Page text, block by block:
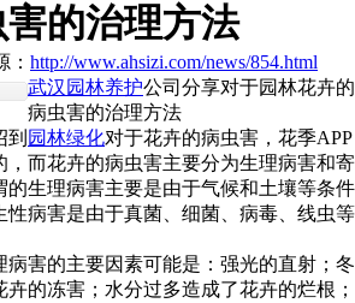
的治理方法
： http://www.ahsizi.com/news/854.html
武汉园林养护公司分享对于园林花卉的
病虫害的治理方法
到 园林绿化对于花卉的病虫害，花季APP
，而花卉的病虫害主要分为生理病害和寄
谓的生理病害主要是由于气候和土壤等条件
害是由于真菌、细菌、病毒、线虫等
害的主要因素可能是：强光的直射；冬
冻害；水分过多造成了花卉的烂根；